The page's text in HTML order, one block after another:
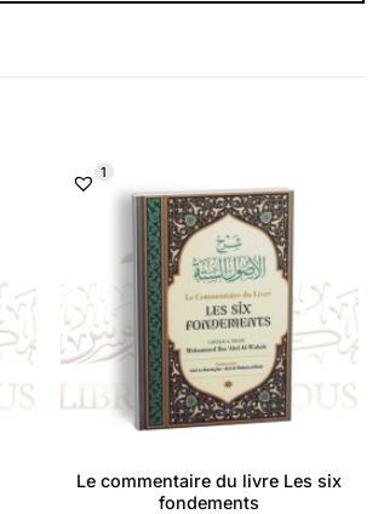
1
Le commentaire du livre Les six
fondements